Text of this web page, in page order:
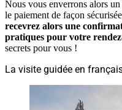
Nous vous enverrons alors
le paiement de façon
recevrez alors une
pratiques pour votre
secrets pour vous !
La visite guidée en